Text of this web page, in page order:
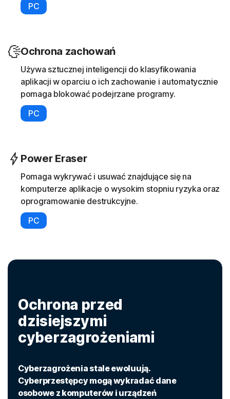
PC
Ochrona zachowań
Używa sztucznej inteligencji do klasyfikowania
aplikacji w oparciu o ich zachowanie i automatycznie
pomaga blokować podejrzane programy.
PC
Power Eraser
Pomaga wykrywać i usuwać znajdujące się na
komputerze aplikacje o wysokim stopniu ryzyka oraz
oprogramowanie destrukcyjne.
PC
Ochrona przed
dzisiejszymi
cyberzagrożeniami
Cyberzagrożenia stale ewoluują.
Cyberprzestępcy mogą wykradać dane
osobowe z komputerów i urządzeń